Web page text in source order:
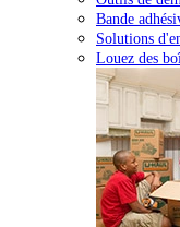
Bande
Solutions
Louez des